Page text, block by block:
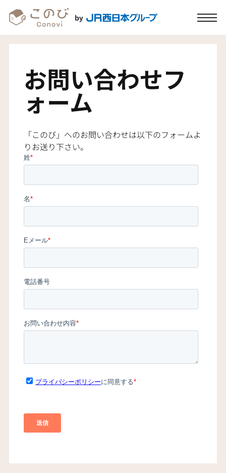
お問い合わせフ
ォーム
「このび」へのお問い合わせは以下のフォームよ
りお送り下さい。